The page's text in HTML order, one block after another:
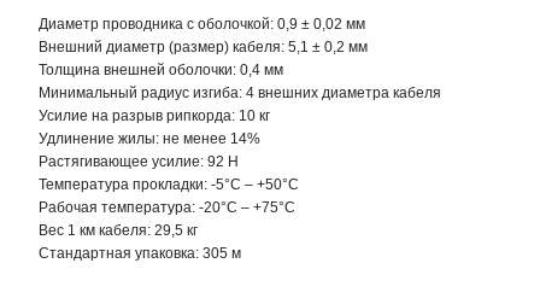
Диаметр проводника с оболочкой: 0,9 ± 0,02 мм
Внешний диаметр (размер) кабеля: 5,1 ± 0,2 мм
Толщина внешней оболочки: 0,4 мм
Минимальный радиус изгиба: 4 внешних диаметра кабеля
Усилие на разрыв рипкорда: 10 кг
Удлинение жилы: не менее 14%
Растягивающее усилие: 92 H
Температура прокладки: -5°C – +50°C
Рабочая температура: -20°C – +75°C
Вес 1 км кабеля: 29,5 кг
Стандартная упаковка: 305 м